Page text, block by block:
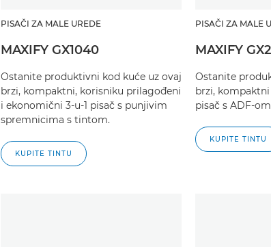
PISAČI ZA MALE UREDE
MAXIFY GX1040
Ostanite produktivni kod kuće uz ovaj
brzi, kompaktni, korisniku prilagođeni
i ekonomični 3-u-1 pisač s punjivim
spremnicima s tintom.
KUPITE TINTU
PISAČI ZA MALE
MAXIFY
Ostanite
brzi,
pisač s ADF-
KUPITE TINTU